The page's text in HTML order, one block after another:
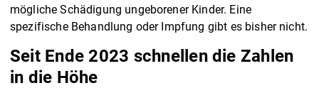
mögliche Schädigung ungeborener Kinder. Eine
spezifische Behandlung oder Impfung gibt es bisher nicht.
Seit Ende 2023 schnellen die Zahlen
in die Höhe